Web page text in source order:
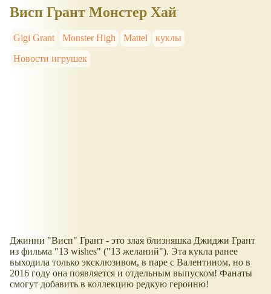
Висп Грант Монстер Хай
Gigi Grant Monster High Mattel
куклы
Новости игрушек
Джинни "Висп" Грант - это злая близняшка Джиджи Грант
из фильма "13 wishes" ("13 желаний"). Эта кукла ранее
выходила только эксклюзивом, в паре с Валентином, но в
2016 году она появляется и отдельным выпуском! Фанаты
смогут добавить в коллекцию редкую героиню!